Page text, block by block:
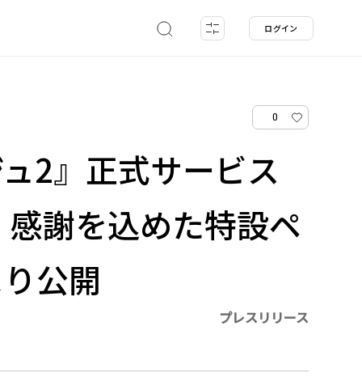
ログイン
0
2』正式サービス
謝を込めた特設ペ
公開
プレスリリース